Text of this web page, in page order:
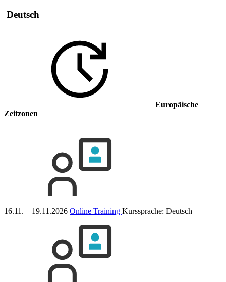
Deutsch
Europäische
Zeitzonen
16.11. – 19.11.2026 Online Training Kurssprache: Deutsch